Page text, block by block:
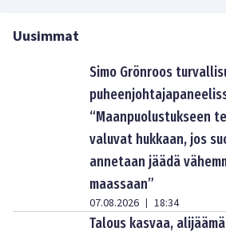
Uusimmat
Simo Grönroos
“Maanpuolustukseen
valuvat hukkaan, jos
annetaan jäädä
maassaan”
07.08.2026 | 18:34
Talous kasvaa,